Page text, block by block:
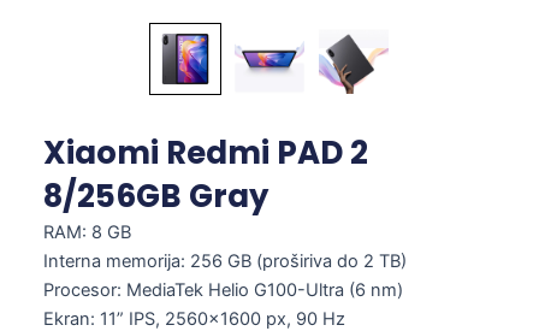
Xiaomi Redmi PAD 2
8/256GB Gray
RAM: 8 GB
Interna memorija: 256 GB (proširiva do 2 TB)
Procesor: MediaTek Helio G100-Ultra (6 nm)
Ekran: 11” IPS, 2560×1600 px, 90 Hz